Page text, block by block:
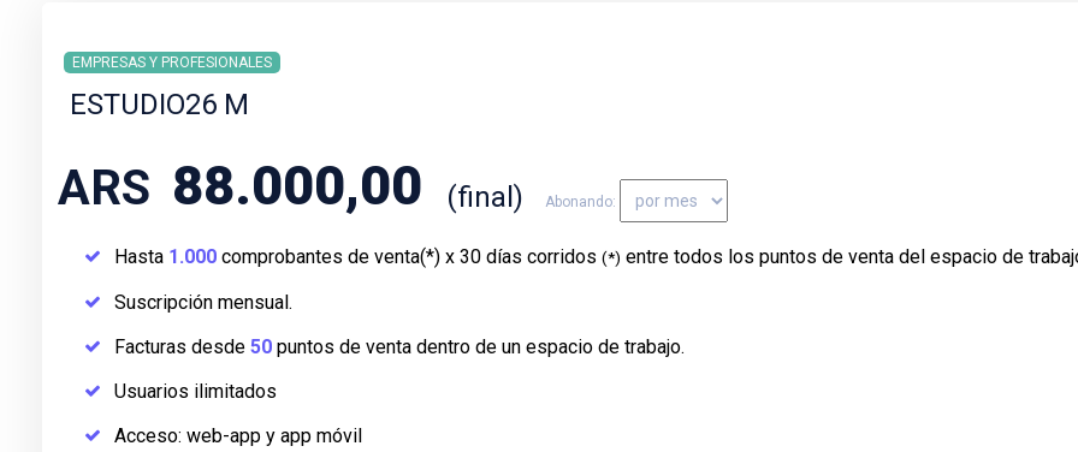
ARS 88.000,00 (final) Abonando:
EMPRESAS Y PROFESIONALES
ESTUDIO26 M
Hasta 1.000 comprobantes de venta(*) x 30 días corridos (*) entre todos los puntos de venta del espacio de
Suscripción mensual.
Facturas desde 50 puntos de venta dentro de un espacio de trabajo.
Usuarios ilimitados
Acceso: web-app y app móvil